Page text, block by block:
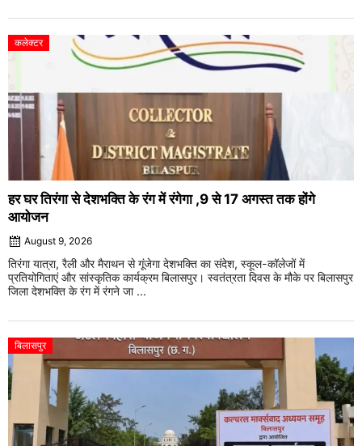
कलेक्टर
हर घर तिरंगा से देशभक्ति के रंग में रंगेगा ,9 से 17 अगस्त तक होंगे
आयोजन
August 9, 2026
तिरंगा यात्रा, रैली और मैराथन से गूंजेगा देशभक्ति का संदेश, स्कूल-कॉलेजों में
प्रतियोगिताएं और सांस्कृतिक कार्यक्रम बिलासपुर। स्वतंत्रता दिवस के मौके पर बिलासपुर
जिला देशभक्ति के रंग में रंगने जा ...
बिलासपुर